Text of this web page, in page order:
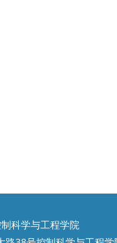
科学与工程学院